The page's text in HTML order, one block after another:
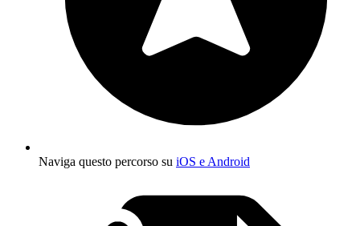
Naviga questo percorso su iOS e Android